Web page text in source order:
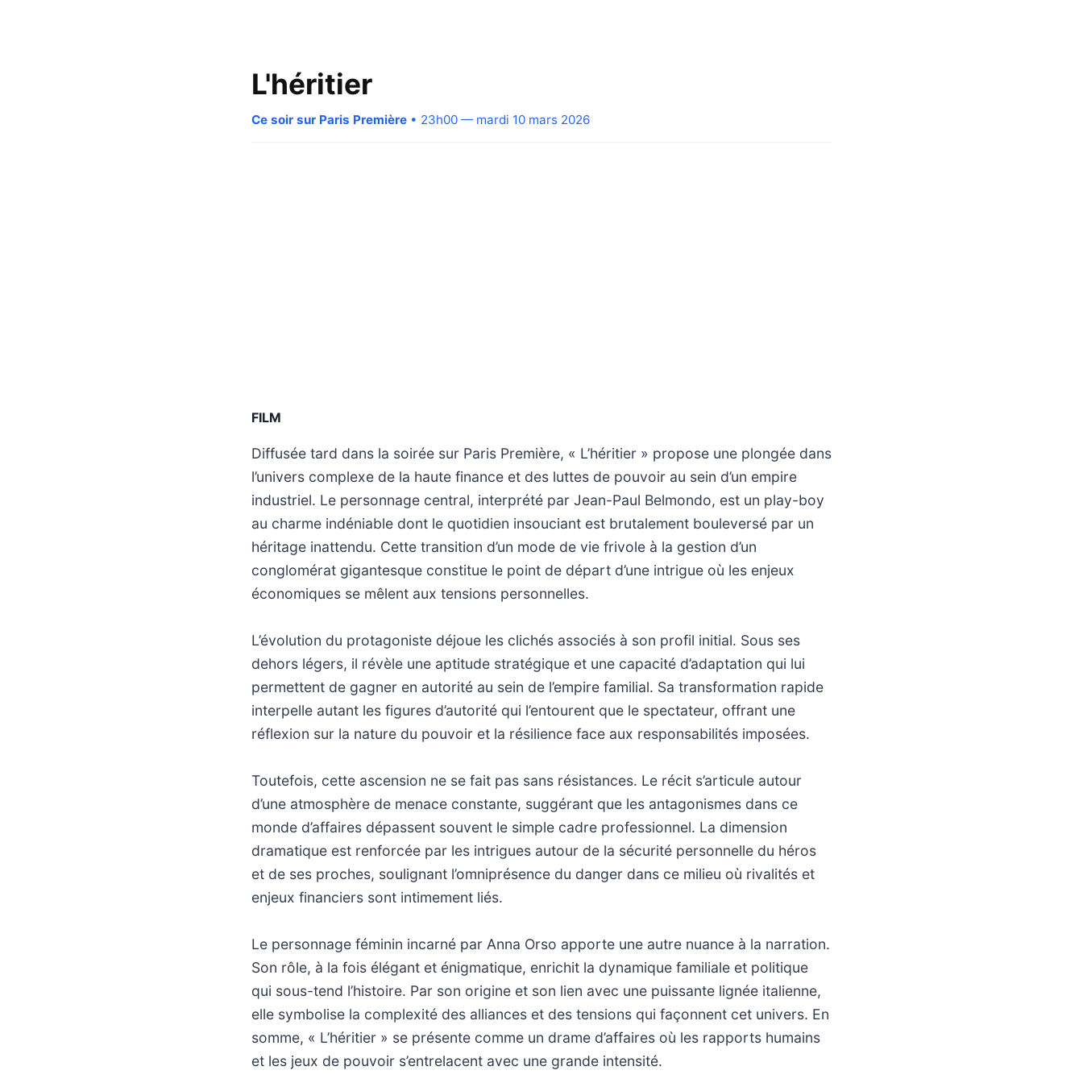
L'héritier
Ce soir sur Paris Première • 23h00 — mardi 10 mars 2026
FILM
Diffusée tard dans la soirée sur Paris Première, « L’héritier » propose une plongée dans
l’univers complexe de la haute finance et des luttes de pouvoir au sein d’un empire
industriel. Le personnage central, interprété par Jean-Paul Belmondo, est un play-boy
au charme indéniable dont le quotidien insouciant est brutalement bouleversé par un
héritage inattendu. Cette transition d’un mode de vie frivole à la gestion d’un
conglomérat gigantesque constitue le point de départ d’une intrigue où les enjeux
économiques se mêlent aux tensions personnelles.
L’évolution du protagoniste déjoue les clichés associés à son profil initial. Sous ses
dehors légers, il révèle une aptitude stratégique et une capacité d’adaptation qui lui
permettent de gagner en autorité au sein de l’empire familial. Sa transformation rapide
interpelle autant les figures d’autorité qui l’entourent que le spectateur, offrant une
réflexion sur la nature du pouvoir et la résilience face aux responsabilités imposées.
Toutefois, cette ascension ne se fait pas sans résistances. Le récit s’articule autour
d’une atmosphère de menace constante, suggérant que les antagonismes dans ce
monde d’affaires dépassent souvent le simple cadre professionnel. La dimension
dramatique est renforcée par les intrigues autour de la sécurité personnelle du héros
et de ses proches, soulignant l’omniprésence du danger dans ce milieu où rivalités et
enjeux financiers sont intimement liés.
Le personnage féminin incarné par Anna Orso apporte une autre nuance à la narration.
Son rôle, à la fois élégant et énigmatique, enrichit la dynamique familiale et politique
qui sous-tend l’histoire. Par son origine et son lien avec une puissante lignée italienne,
elle symbolise la complexité des alliances et des tensions qui façonnent cet univers. En
somme, « L’héritier » se présente comme un drame d’affaires où les rapports humains
et les jeux de pouvoir s’entrelacent avec une grande intensité.